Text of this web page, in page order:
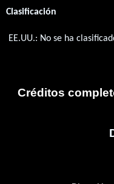
Clasificación
EE.UU.: No se ha
Créditos